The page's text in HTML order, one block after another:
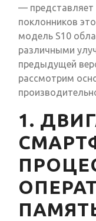
— представляет
поклонников
модель S10
различными
предыдущей
рассмотрим
1.